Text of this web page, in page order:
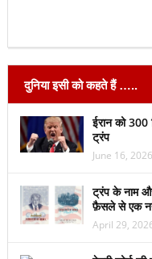
दुनिया इसी को कहते हैं …..
ईरान को
ट्रंप
June 16,
ट्रंप के नाम
फ़ैसले से एक
April 29,